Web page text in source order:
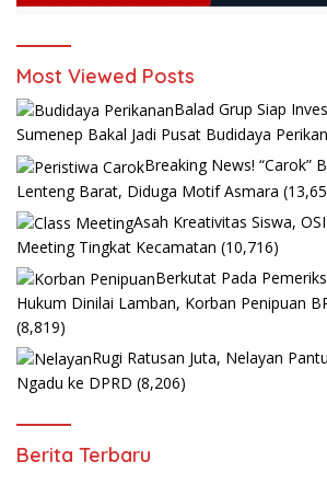
Most Viewed Posts
Balad Grup Siap
Sumenep Bakal Jadi Pusat Budidaya
Breaking News! “Carok”
Lenteng Barat, Diduga Motif Asmara
Asah Kreativitas Siswa,
Meeting Tingkat Kecamatan (10,716)
Berkutat Pada
Hukum Dinilai Lamban, Korban Penipuan
(8,819)
Rugi Ratusan Juta, Nelayan
Ngadu ke DPRD (8,206)
Berita Terbaru